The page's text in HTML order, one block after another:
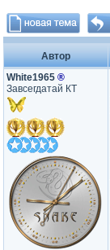
Автор
White1965 ®
Завсегдатай КТ